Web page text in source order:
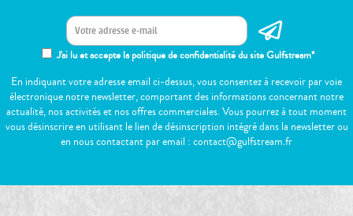
J'ai lu et accepte la politique de confidentialité du site Gulfstream*
En indiquant votre adresse email ci-dessus, vous consentez à recevoir par voie
électronique notre newsletter, comportant des informations concernant notre
actualité, nos activités et nos offres commerciales. Vous pourrez à tout moment
vous désinscrire en utilisant le lien de désinscription intégré dans la newsletter ou
en nous contactant par email : contact@gulfstream.fr